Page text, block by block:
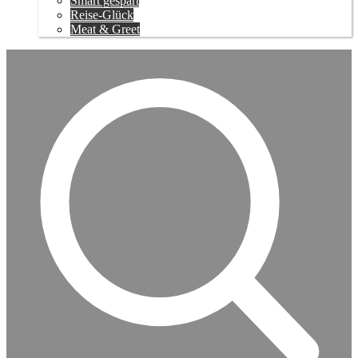
Reise-Glück
Meat & Greet